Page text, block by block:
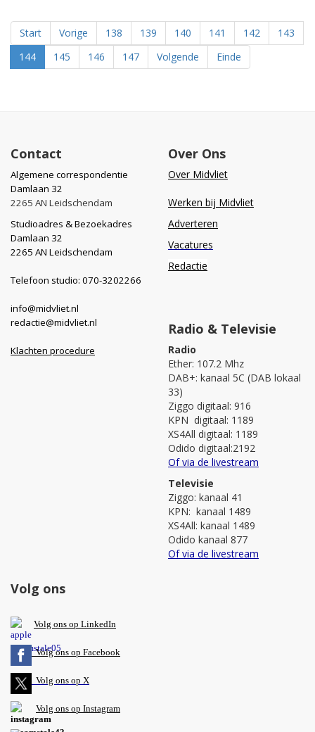
Start Vorige 138 139 140 141 142
143
144
145 146 147 Volgende Einde
Contact
Algemene correspondentie
Damlaan 32
2265 AN Leidschendam
Studioadres & Bezoekadres
Damlaan 32
2265 AN Leidschendam
Telefoon studio: 070-3202266
info@midvliet.nl
redactie@midvliet.nl
Klachten procedure
Over Ons
Over Midvliet
Werken bij Midvliet
Adverteren
Vacatures
Redactie
Radio & Televisie
Radio
Ether: 107.2 Mhz
DAB+: kanaal 5C (DAB lokaal
33)
Ziggo digitaal: 916
KPN digitaal: 1189
XS4All digitaal: 1189
Odido digitaal:2192
Of via de livestream
Televisie
Ziggo: kanaal 41
KPN: kanaal 1489
XS4All: kanaal 1489
Odido kanaal 877
Of via de livestream
Volg ons
Volg ons op LinkedIn
Volg ons op Facebook
Volg ons op X
Volg ons op Instagram